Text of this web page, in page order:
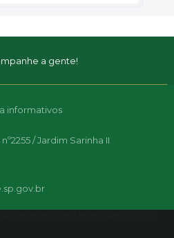
a gente!
/ Jardim Sarinha II
informativos